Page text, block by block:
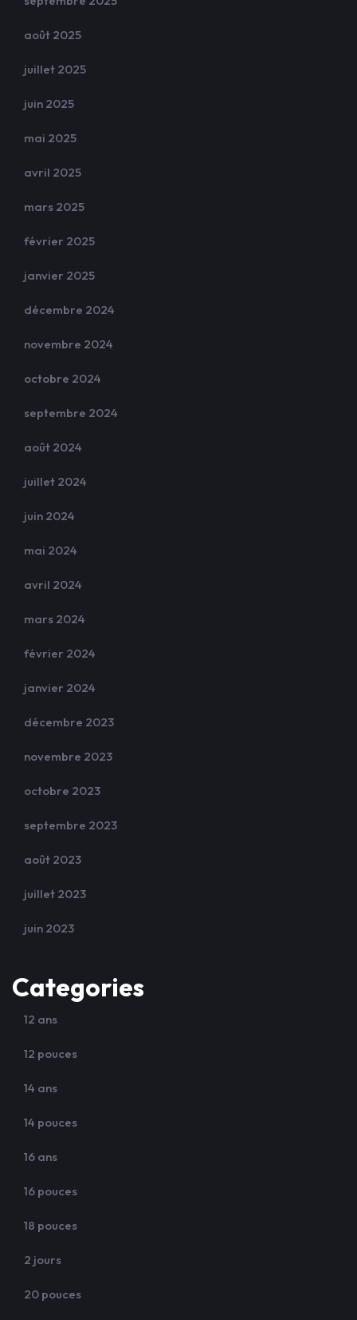
août 2025
juillet 2025
juin 2025
mai 2025
avril 2025
mars 2025
février 2025
janvier 2025
décembre 2024
novembre 2024
octobre 2024
septembre 2024
août 2024
juillet 2024
juin 2024
mai 2024
avril 2024
mars 2024
février 2024
janvier 2024
décembre 2023
novembre 2023
octobre 2023
septembre 2023
août 2023
juillet 2023
juin 2023
Categories
12 ans
12 pouces
14 ans
14 pouces
16 ans
16 pouces
18 pouces
2 jours
20 pouces